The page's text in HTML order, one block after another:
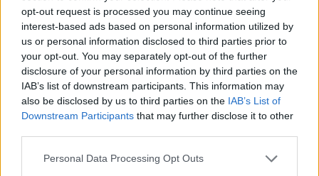
opt-out request is processed you may continue seeing
interest-based ads based on personal information utilized by
us or personal information disclosed to third parties prior to
your opt-out. You may separately opt-out of the further
disclosure of your personal information by third parties on the
IAB’s list of downstream participants. This information may
also be disclosed by us to third parties on the IAB’s List of
Downstream Participants that may further disclose it to other
Personal Data Processing Opt Outs